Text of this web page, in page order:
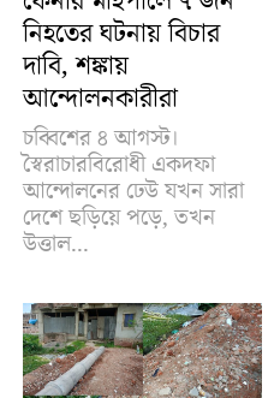
নিহতের ঘটনায় বিচার
দাবি, শঙ্কায়
আন্দোলনকারীরা
চব্বিশের ৪ আগস্ট।
স্বৈরাচারবিরোধী একদফা
আন্দোলনের ঢেউ যখন সারা
দেশে ছড়িয়ে পড়ে, তখন
উত্তাল...